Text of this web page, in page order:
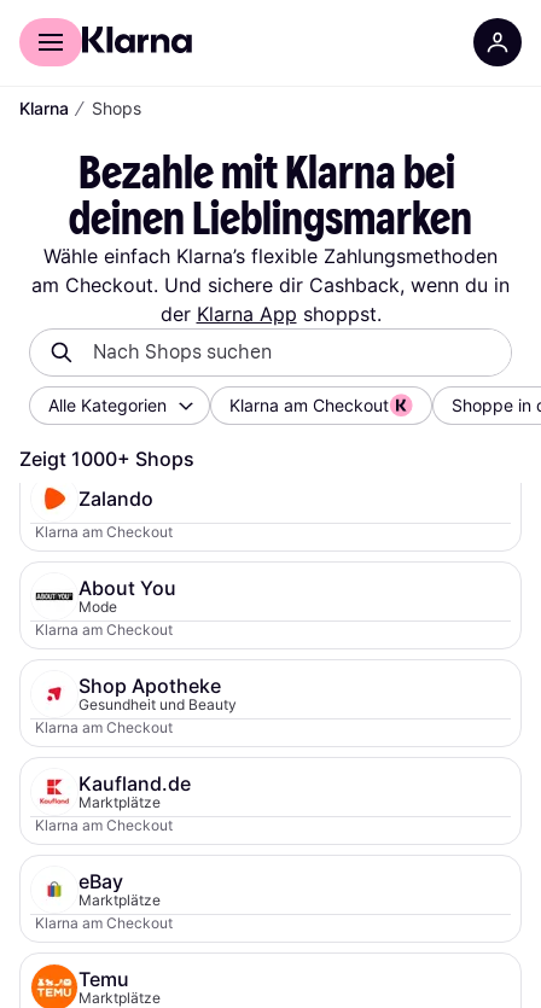
Für Shopper
Klarna ∕ Shops
Bezahle mit Klarna bei
deinen Lieblingsmarken
Wähle einfach Klarna’s flexible Zahlungsmethoden
am Checkout. Und sichere dir Cashback, wenn du in
der Klarna App shoppst.
Alle Kategorien Klarna am Checkout Shoppe in
Zeigt 1000+ Shops
Zalando
Klarna am Checkout
About You
Mode
Klarna am Checkout
Shop Apotheke
Gesundheit und Beauty
Klarna am Checkout
Kaufland.de
Marktplätze
Klarna am Checkout
eBay
Marktplätze
Klarna am Checkout
Temu
Marktplätze